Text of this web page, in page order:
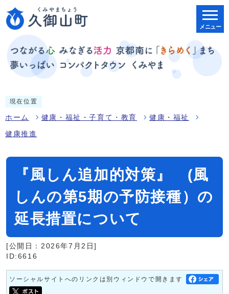
メニュー
現在位置
ホーム 健康・福祉・子育て・教育 健康・福祉
健康推進
『風しん追加的対策』 (風
しんの第5期の予防接種）の
延長措置について
[公開日：2026年7月2日]
ID:6616
ソーシャルサイトへのリンクは別ウィンドウで開きます